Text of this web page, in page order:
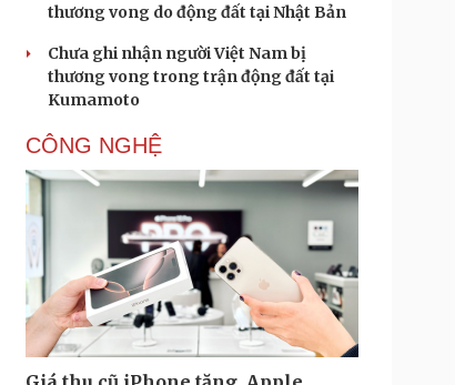
thương vong do động đất tại Nhật Bản
Chưa ghi nhận người Việt Nam bị
thương vong trong trận động đất tại
Kumamoto
CÔNG NGHỆ